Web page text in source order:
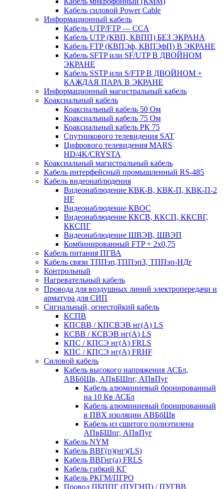
Кабель силовой Power Cable
Информационный кабель
Кабель UTP/FTP — CCA
Кабель UTP (КВП, КВПП) БЕЗ ЭКРАНА
Кабель FTP (КВПЭф, КВПЭфП) В ЭКРАНЕ
Кабель SFTP или SF/UTP В ДВОЙНОМ
ЭКРАНЕ
Кабель SSTP или S/FTP В ДВОЙНОМ +
КАЖДАЯ ПАРА В ЭКРАНЕ
Информационный магистральный кабель
Коаксиальный кабель
Коаксиальный кабель 50 Ом
Коаксиальный кабель 75 Ом
Коаксиальный кабель РК 75
Спутникового телевидения SAT
Цифрового телевидения MARS
HD/4K/CRYSTA
Коаксиальный магистральный кабель
Кабель интерфейсный промышленный RS-485
Кабель видеонаблюдения
Видеонаблюдение КВК-В, КВК-П, КВК-П-2
HF
Видеонаблюдение КВОС
Видеонаблюдение ККСВ, ККСП, ККСВГ,
ККСПГ
Видеонаблюдение ШВЭВ, ШВЭП
Комбинированный FTP + 2х0,75
Кабель питания ПГВА
Кабель связи ТППэп,ТППэпЗ, ТППэп-НДг
Контрольный
Нагревательный кабель
Провода для воздушных линий электропередачи и
арматура для СИП
Сигнальный, огнестойкий кабель
КСПВ
КПСВВ / КПСВЭВ нг(А) LS
КСВВ / КСВЭВ нг(А) LS
КПС / КПСЭ нг(А) FRLS
КПС / КПСЭ нг(А) FRHF
Силовой кабель
Кабель высокого напряжения АСБл,
АВБбШв, АПвБШпг, АПвПуг
Кабель алюминиевый бронированный
на 10 Кв АСБл
Кабель алюминиевый бронированный
в ПВХ изоляции АВБбШв
Кабель из сшитого полиэтилена
АПвБШпг, АПвПуг
Кабель NYM
Кабель ВВГ(п)(нг)(LS)
Кабель ВВГнг(а) FRLS
Кабель гибкий КГ
Кабель РКГМ/ПГРО
Провод ПБППГ (ПУГНП) / ПУГВВ